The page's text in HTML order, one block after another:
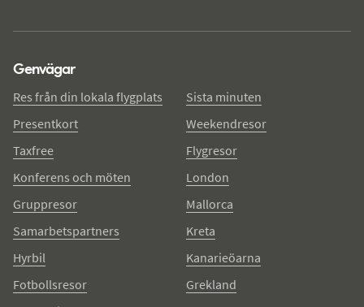
Genvägar
Res från din lokala flygplats
Presentkort
Taxfree
Konferens och möten
Gruppresor
Samarbetspartners
Hyrbil
Fotbollsresor
Sista minuten
Weekendresor
Flygresor
London
Mallorca
Kreta
Kanarieöarna
Grekland